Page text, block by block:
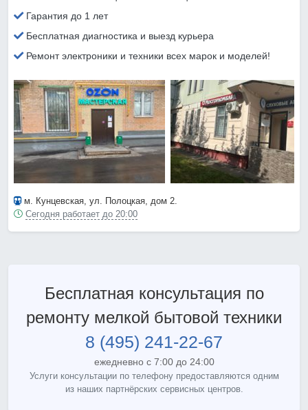
Гарантия до 1 лет
Бесплатная диагностика и выезд курьера
Ремонт электроники и техники всех марок и моделей!
м. Кунцевская, ул. Полоцкая, дом 2.
Сегодня работает до 20:00
Бесплатная консультация по
ремонту мелкой бытовой техники
8 (495) 241-22-67
ежедневно с 7:00 до 24:00
Услуги консультации по телефону предоставляются одним
из наших партнёрских сервисных центров.